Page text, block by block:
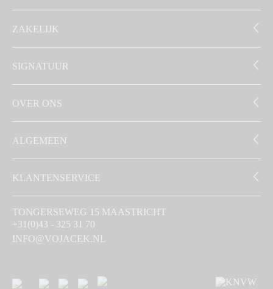
ZAKELIJK
SIGNATUUR
OVER ONS
ALGEMEEN
KLANTENSERVICE
TONGERSEWEG 15 MAASTRICHT
+31(0)43 - 325 31 70
INFO@VOJACEK.NL